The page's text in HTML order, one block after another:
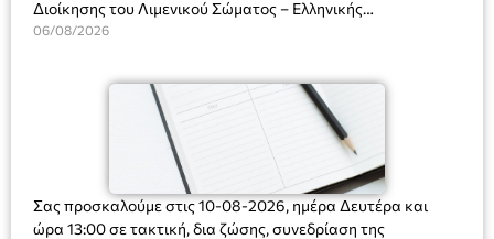
Διοίκησης του Λιμενικού Σώματος – Ελληνικής
Ακτοφυλακής (Λ.Σ.-ΕΛ.ΑΚΤ.), Αρχιπλοίαρχο Λ.Σ. κ. Ιωάννη
06/08/2026
Σας προσκαλούμε στις 10-08-2026, ημέρα Δευτέρα και
ώρα 13:00 σε τακτική, δια ζώσης, συνεδρίαση της